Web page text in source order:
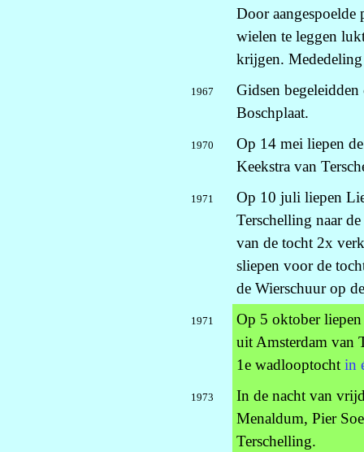
Door aangespoelde
wielen te leggen
krijgen.
1967
Gidsen
Boschplaat.
1970
Op 14 mei liepen
Keekstra van
1971
Op 10 juli liepen
Terschelling naar
van de tocht 2x
sliepen voor de
de Wierschuur op
1971
Op 5 oktober
uit Amsterdam van
1e wadlooptocht in
1973
In de nacht van
Menaldum, Pier
Terschelling.